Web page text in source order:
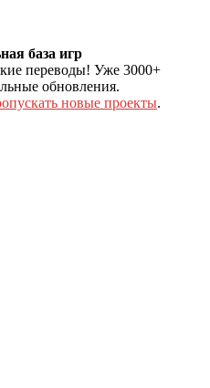
база игр
переводы! Уже 3000+
обновления.
новые проекты.